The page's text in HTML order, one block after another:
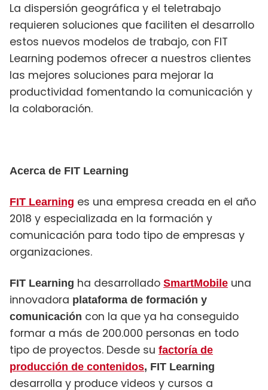
La dispersión geográfica y el teletrabajo
requieren soluciones que faciliten el desarrollo
estos nuevos modelos de trabajo, con FIT
Learning podemos ofrecer a nuestros clientes
las mejores soluciones para mejorar la
productividad fomentando la comunicación y
la colaboración.
Acerca de FIT Learning
FIT Learning es una empresa creada en el año
2018 y especializada en la formación y
comunicación para todo tipo de empresas y
organizaciones.
FIT Learning ha desarrollado SmartMobile una
innovadora plataforma de formación y
comunicación con la que ya ha conseguido
formar a más de 200.000 personas en todo
tipo de proyectos. Desde su factoría de
producción de contenidos, FIT Learning
desarrolla y produce videos y cursos a